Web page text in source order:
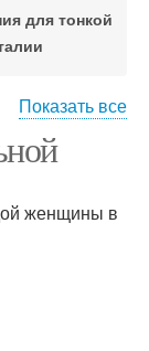
для тонкой
идеальной
Показать все
женщины в